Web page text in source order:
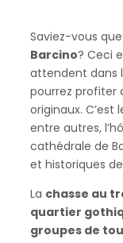
Saviez-vous
Barcino? Ceci
attendent dans
pourrez profiter
originaux.
entre autres,
cathédrale de
et historiques
La chasse au
quartier
groupes de